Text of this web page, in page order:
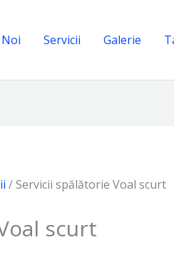
Servicii Galerie
/ Servicii spălătorie Voal scurt
scurt